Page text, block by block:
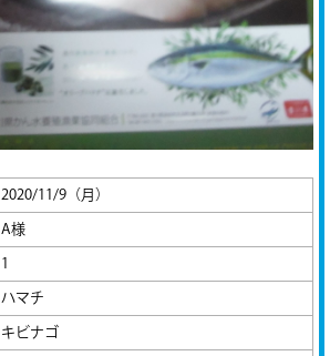
2020/11/9（月）
A様
1
ハマチ
キビナゴ